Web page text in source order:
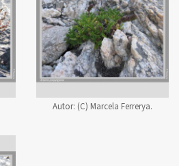
Autor: (C) Marcela Ferrerya.